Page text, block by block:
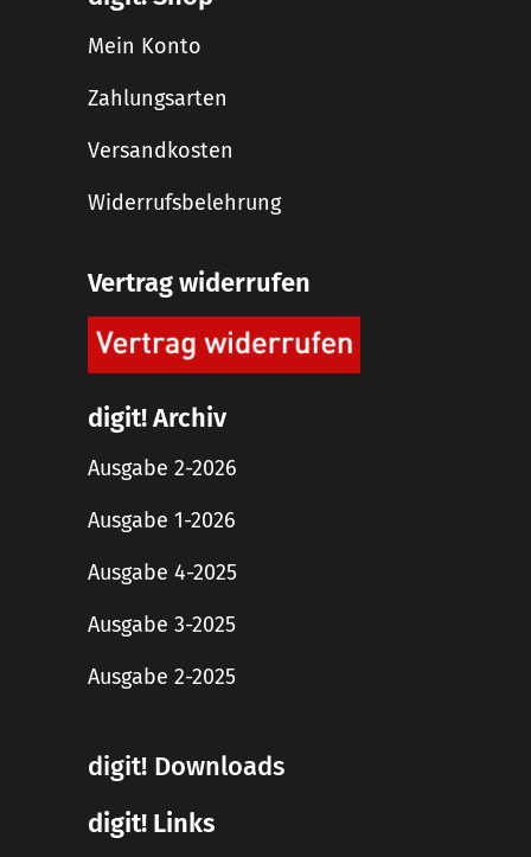
Mein Konto
Zahlungsarten
Versandkosten
Widerrufsbelehrung
Vertrag widerrufen
digit! Archiv
Ausgabe 2-2026
Ausgabe 1-2026
Ausgabe 4-2025
Ausgabe 3-2025
Ausgabe 2-2025
digit! Downloads
digit! Links